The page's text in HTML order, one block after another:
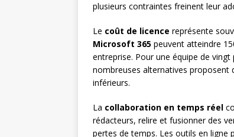
plusieurs contraintes freinent leur
Le coût de licence représente
Microsoft 365 peuvent atteindre
entreprise. Pour une équipe de
nombreuses alternatives
inférieurs.
La collaboration en temps réel
rédacteurs, relire et fusionner des
pertes de temps. Les outils en ligne